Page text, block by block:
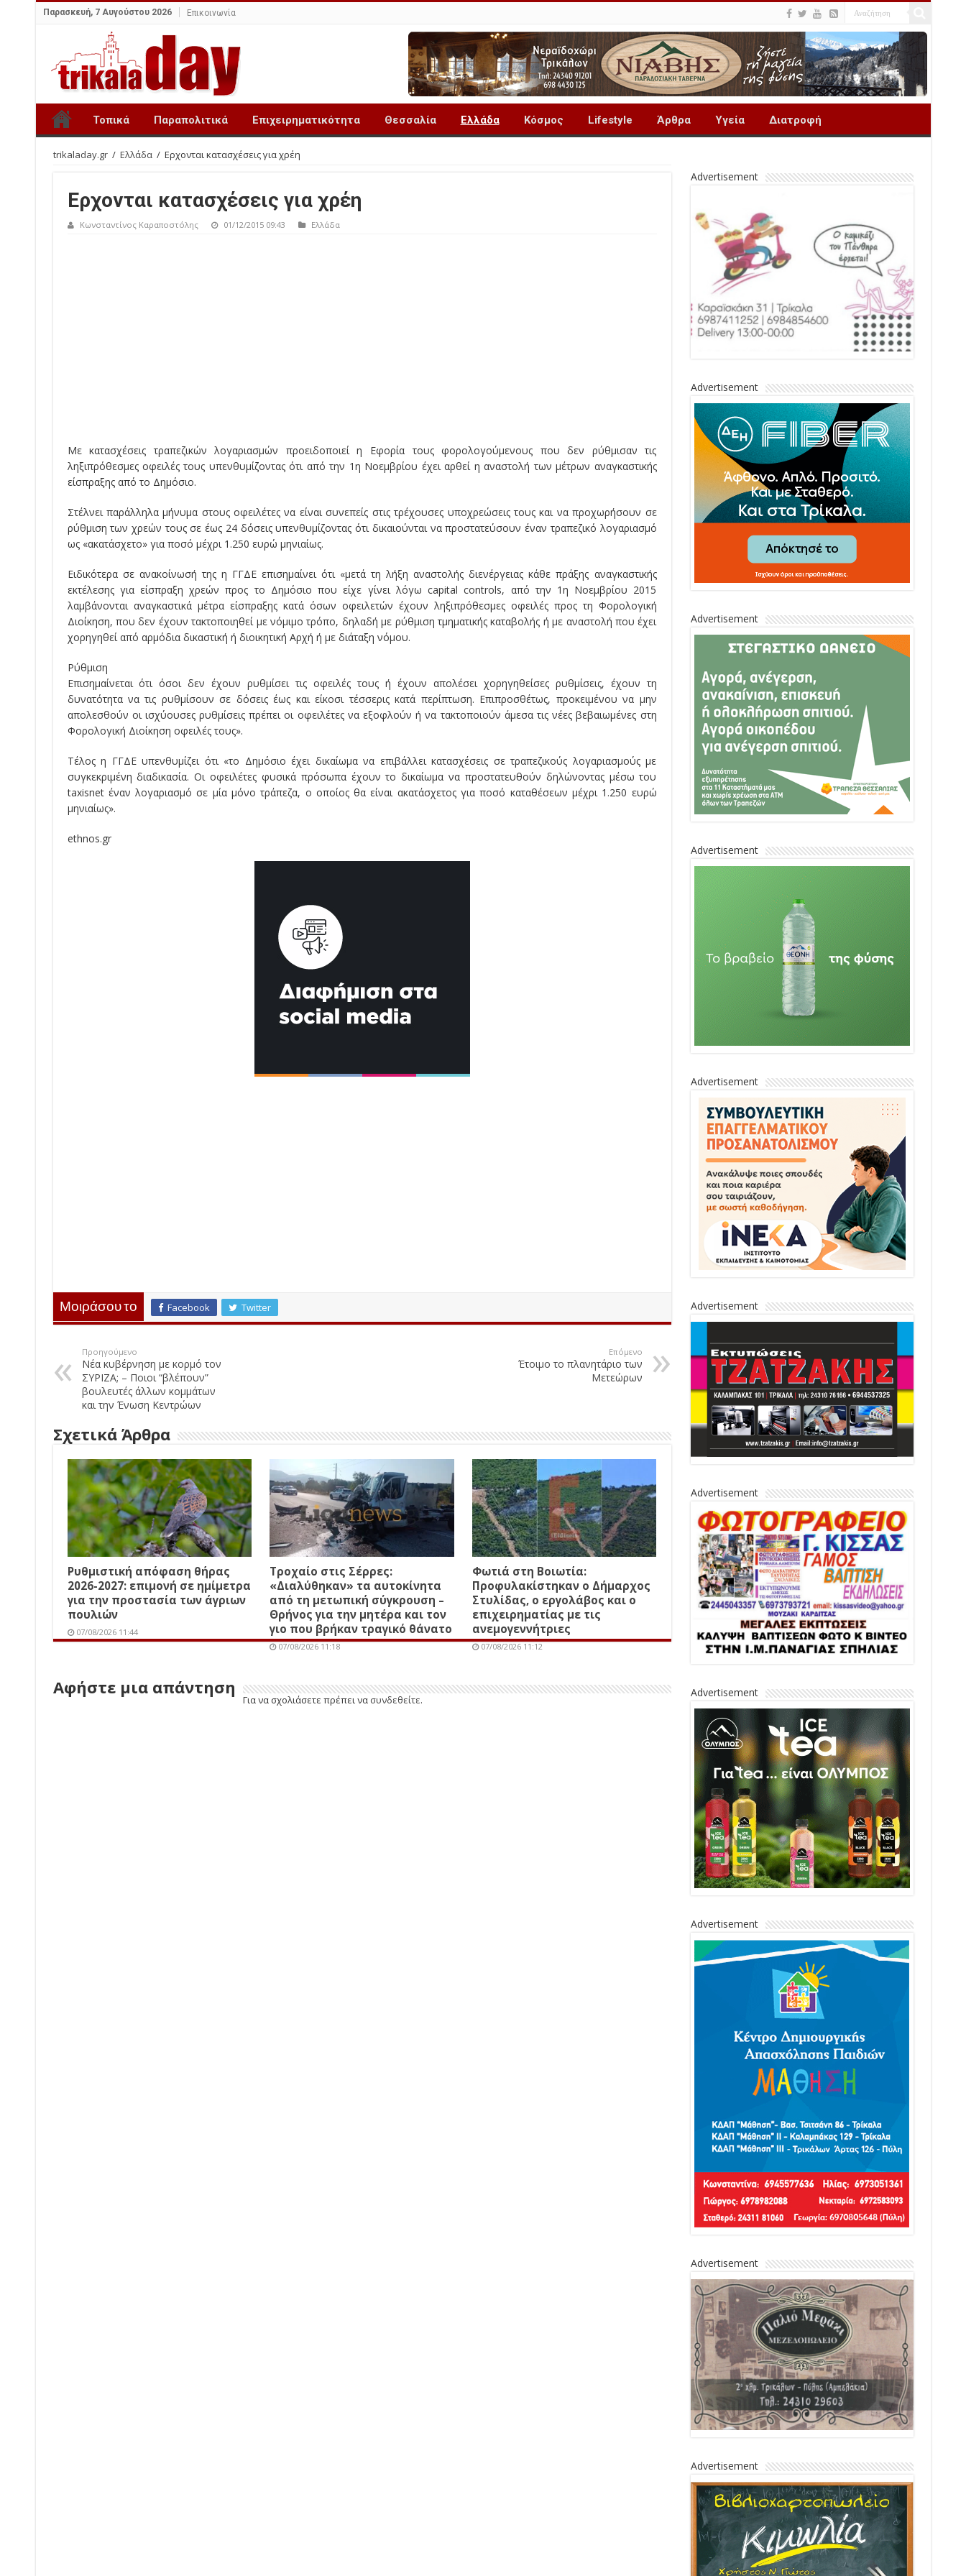
Παρασκευή, 7 Αυγούστου 2026 Επικοινωνία
Τοπικά Παραπολιτικά Επιχειρηματικότητα Θεσσαλία Ελλάδα Κόσμος Lifestyle Άρθρα Υγεία Διατροφή
trikaladay.gr / Ελλάδα / Ερχονται κατασχέσεις για χρέη
Ερχονται κατασχέσεις για χρέη
Κωνσταντίνος Καραποστόλης 01/12/2015 09:43 Ελλάδα
Με κατασχέσεις τραπεζικών λογαριασμών προειδοποιεί η Εφορία τους φορολογούμενους που δεν ρύθμισαν τις
ληξιπρόθεσμες οφειλές τους υπενθυμίζοντας ότι από την 1η Νοεμβρίου έχει αρθεί η αναστολή των μέτρων αναγκαστικής
είσπραξης από το Δημόσιο.
Στέλνει παράλληλα μήνυμα στους οφειλέτες να είναι συνεπείς στις τρέχουσες υποχρεώσεις τους και να προχωρήσουν σε
ρύθμιση των χρεών τους σε έως 24 δόσεις υπενθυμίζοντας ότι δικαιούνται να προστατεύσουν έναν τραπεζικό λογαριασμό
ως «ακατάσχετο» για ποσό μέχρι 1.250 ευρώ μηνιαίως.
Ειδικότερα σε ανακοίνωσή της η ΓΓΔΕ επισημαίνει ότι «μετά τη λήξη αναστολής διενέργειας κάθε πράξης αναγκαστικής
εκτέλεσης για είσπραξη χρεών προς το Δημόσιο που είχε γίνει λόγω capital controls, από την 1η Νοεμβρίου 2015
λαμβάνονται αναγκαστικά μέτρα είσπραξης κατά όσων οφειλετών έχουν ληξιπρόθεσμες οφειλές προς τη Φορολογική
Διοίκηση, που δεν έχουν τακτοποιηθεί με νόμιμο τρόπο, δηλαδή με ρύθμιση τμηματικής καταβολής ή με αναστολή που έχει
χορηγηθεί από αρμόδια δικαστική ή διοικητική Αρχή ή με διάταξη νόμου.
Ρύθμιση
Επισημαίνεται ότι όσοι δεν έχουν ρυθμίσει τις οφειλές τους ή έχουν απολέσει χορηγηθείσες ρυθμίσεις, έχουν τη
δυνατότητα να τις ρυθμίσουν σε δόσεις έως και είκοσι τέσσερις κατά περίπτωση. Επιπροσθέτως, προκειμένου να μην
απολεσθούν οι ισχύουσες ρυθμίσεις πρέπει οι οφειλέτες να εξοφλούν ή να τακτοποιούν άμεσα τις νέες βεβαιωμένες στη
Φορολογική Διοίκηση οφειλές τους».
Τέλος η ΓΓΔΕ υπενθυμίζει ότι «το Δημόσιο έχει δικαίωμα να επιβάλλει κατασχέσεις σε τραπεζικούς λογαριασμούς με
συγκεκριμένη διαδικασία. Οι οφειλέτες φυσικά πρόσωπα έχουν το δικαίωμα να προστατευθούν δηλώνοντας μέσω του
taxisnet έναν λογαριασμό σε μία μόνο τράπεζα, ο οποίος θα είναι ακατάσχετος για ποσό καταθέσεων μέχρι 1.250 ευρώ
μηνιαίως».
ethnos.gr
Μοιράσου το Facebook Twitter
Προηγούμενο
Νέα κυβέρνηση με κορμό τον
ΣΥΡΙΖΑ; – Ποιοι “βλέπουν”
βουλευτές άλλων κομμάτων
και την Ένωση Κεντρώων
Επόμενο
Έτοιμο το πλανητάριο των
Μετεώρων
Σχετικά Άρθρα
Ρυθμιστική απόφαση θήρας
2026-2027: επιμονή σε ημίμετρα
για την προστασία των άγριων
πουλιών
07/08/2026 11:44
Τροχαίο στις Σέρρες:
«Διαλύθηκαν» τα αυτοκίνητα
από τη μετωπική σύγκρουση –
Θρήνος για την μητέρα και τον
γιο που βρήκαν τραγικό θάνατο
07/08/2026 11:18
Φωτιά στη Βοιωτία:
Προφυλακίστηκαν ο Δήμαρχος
Στυλίδας, ο εργολάβος και ο
επιχειρηματίας με τις
ανεμογεννήτριες
07/08/2026 11:12
Αφήστε μια απάντηση
Για να σχολιάσετε πρέπει να συνδεθείτε.
Advertisement
Advertisement
Advertisement
Advertisement
Advertisement
Advertisement
Advertisement
Advertisement
Advertisement
Advertisement
Advertisement